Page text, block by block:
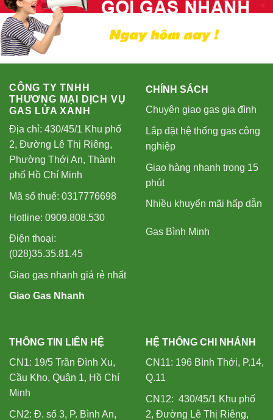
CÔNG TY TNHH
THƯƠNG MẠI DỊCH VỤ
GAS LỬA XANH
Địa chỉ: 430/45/1 Khu phố
2, Đường Lê Thị Riêng,
Phường Thới An, Thành
phố Hồ Chí Minh
Mã số thuế: 0317776698
Hotline: 0909.808.530
Điện thoại:
(028)35.35.81.45
Giao gas nhanh giá rẻ nhất
Giao Gas Nhanh
CHÍNH SÁCH
Chuyên giao gas gia đình
Lắp đặt hệ thống gas công
nghiệp
Giao hàng nhanh trong 15
phút
Nhiều khuyến mãi hấp dẫn
Gas Bình Minh
THÔNG TIN LIÊN HỆ
CN1: 19/5 Trần Đình Xu,
Cầu Kho, Quận 1, Hồ Chí
Minh
CN2: Đ. số 3, P. Bình An,
HỆ THỐNG CHI NHÁNH
CN11: 196 Bình Thới, P.14,
Q.11
CN12: 430/45/1 Khu phố
2, Đường Lê Thị Riêng,